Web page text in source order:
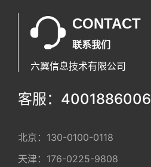
CONTACT
联系我们
六翼信息技术有限公司
客服：4001886006
北京： 130-0100-0118
天津： 176-0225-9808